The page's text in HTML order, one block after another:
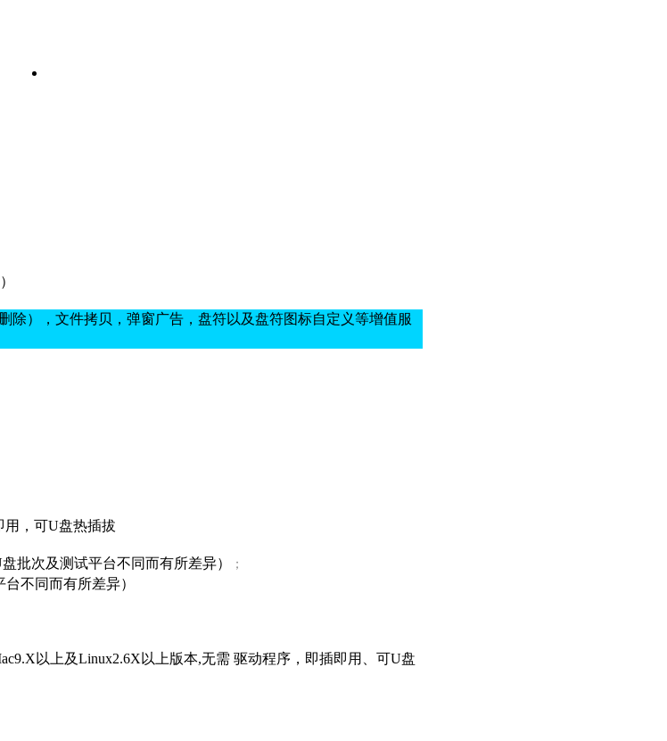
除），文件拷贝，弹窗广告，盘符以及盘符图标自定义等增值服
用，可U盘热插拔
批次及测试平台不同而有所差异） ；
不同而有所差异）
以上及Linux2.6X以上版本,无需 驱动程序，即插即用、可U盘